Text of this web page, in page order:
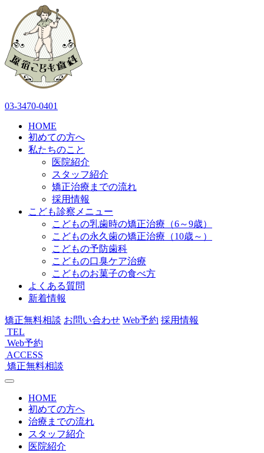
03-3470-0401
HOME
初めての方へ
私たちのこと
医院紹介
スタッフ紹介
矯正治療までの流れ
採用情報
こども診察メニュー
こどもの乳歯時の矯正治療（6～9歳）
こどもの永久歯の矯正治療（10歳～）
こどもの予防歯科
こどもの口臭ケア治療
こどものお菓子の食べ方
よくある質問
新着情報
矯正無料相談 お問い合わせ Web予約 採用情報
TEL
Web予約
ACCESS
矯正無料相談
HOME
初めての方へ
治療までの流れ
スタッフ紹介
医院紹介